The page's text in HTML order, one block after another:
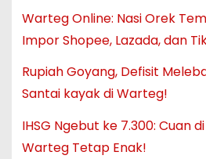
Warteg Online: Nasi Orek
Impor Shopee, Lazada, dan
Rupiah Goyang, Defisit
Santai kayak di Warteg!
IHSG Ngebut ke 7.300: Cuan
Warteg Tetap Enak!